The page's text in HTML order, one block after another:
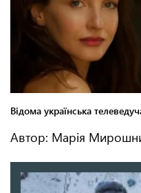
Автор: Марія